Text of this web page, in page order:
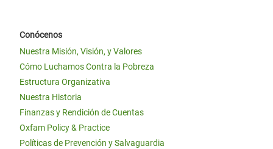
Conócenos
Nuestra Misión, Visión, y Valores
Cómo Luchamos Contra la Pobreza
Estructura Organizativa
Nuestra Historia
Finanzas y Rendición de Cuentas
Oxfam Policy & Practice
Políticas de Prevención y Salvaguardia